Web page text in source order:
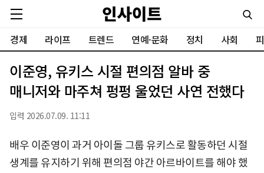
경제 라이프 트렌드 연예·문화 정치 사회
이준영, 유키스 시절 편의점 알바 중
매니저와 마주쳐 펑펑 울었던 사연 전했다
입력 2026.07.09. 11:11
배우 이준영이 과거 아이돌 그룹 유키스로 활동하던 시절
생계를 유지하기 위해 편의점 야간 아르바이트를 해야 했